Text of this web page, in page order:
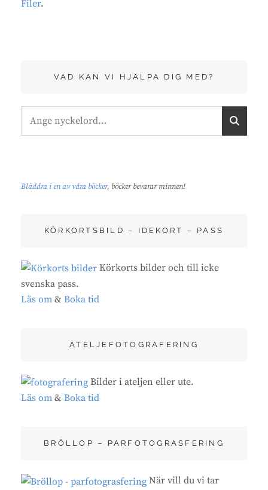
Filer.
VAD KAN VI HJÄLPA DIG MED?
efter:
Bläddra i en av våra böcker, böcker bevarar minnen!
KÖRKORTSBILD – IDEKORT – PASS
Körkorts bilder och till icke
svenska pass.
Läs om & Boka tid
ATELJEFOTOGRAFERING
Bilder i ateljen eller ute.
Läs om & Boka tid
BRÖLLOP – PARFOTOGRASFERING
När vill du vi tar